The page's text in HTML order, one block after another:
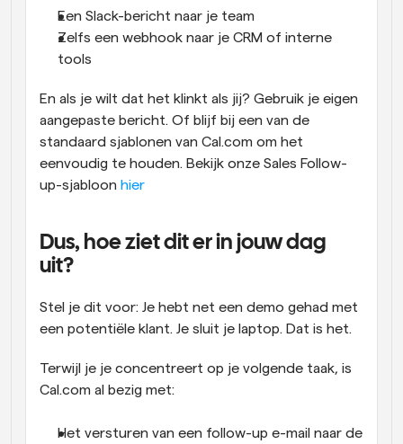
Een Slack-bericht naar je team
Zelfs een webhook naar je CRM of interne
tools
En als je wilt dat het klinkt als jij? Gebruik je eigen
aangepaste bericht. Of blijf bij een van de
standaard sjablonen van Cal.com om het
eenvoudig te houden. Bekijk onze Sales Follow-
up-sjabloon hier
Dus, hoe ziet dit er in jouw dag
uit?
Stel je dit voor: Je hebt net een demo gehad met
een potentiële klant. Je sluit je laptop. Dat is het.
Terwijl je je concentreert op je volgende taak, is
Cal.com al bezig met:
Het versturen van een follow-up e-mail naar de